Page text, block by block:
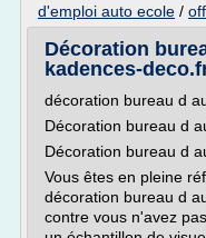
d'emploi auto ecole /
Décoration
kadences-
décoration bureau d
Décoration bureau d
Décoration bureau d
Vous êtes en pleine
décoration bureau d
contre vous n'avez